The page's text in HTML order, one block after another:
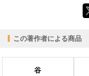
【PC版ConTenDoビューア】
この著作者による商品
谷